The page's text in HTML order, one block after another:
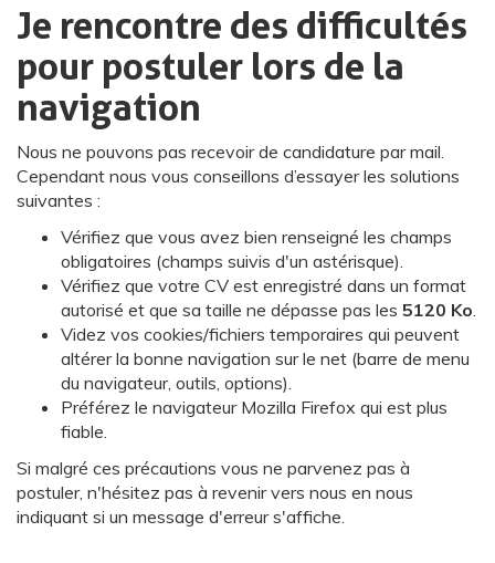
Je rencontre des difficultés
pour postuler lors de la
navigation
Nous ne pouvons pas recevoir de candidature par mail.
Cependant nous vous conseillons d’essayer les solutions
suivantes :
Vérifiez que vous avez bien renseigné les champs
obligatoires (champs suivis d'un astérisque).
Vérifiez que votre CV est enregistré dans un format
autorisé et que sa taille ne dépasse pas les 5120 Ko
Videz vos cookies/fichiers temporaires qui peuvent
altérer la bonne navigation sur le net (barre de menu
du navigateur, outils, options).
Préférez le navigateur Mozilla Firefox qui est plus
fiable.
Si malgré ces précautions vous ne parvenez pas à
postuler, n'hésitez pas à revenir vers nous en nous
indiquant si un message d'erreur s'affiche.